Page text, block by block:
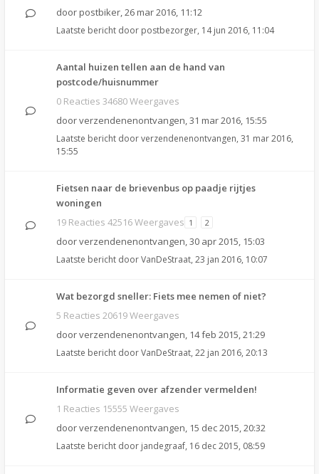
door postbiker,26 mar 2016, 11:12
Laatste bericht door postbezorger, 14 jun 2016, 11:04
Aantal huizen tellen aan de hand van
postcode/huisnummer
0 Reacties 34680 Weergaves
doorverzendenenontvangen,31 mar 2016, 15:55
Laatste bericht doorverzendenenontvangen, 31 mar 2016,
15:55
Fietsen naar de brievenbus op paadje rijtjes
woningen
19 Reacties 42516 Weergaves 1 2
doorverzendenenontvangen,30 apr 2015, 15:03
Laatste bericht doorVanDeStraat, 23 jan 2016, 10:07
Wat bezorgd sneller: Fiets mee nemen of niet?
5 Reacties 20619 Weergaves
doorverzendenenontvangen, 14 feb 2015, 21:29
Laatste bericht doorVanDeStraat, 22 jan 2016, 20:13
Informatie geven over afzender vermelden!
1 Reacties 15555 Weergaves
doorverzendenenontvangen, 15 dec 2015, 20:32
Laatste bericht door jandegraaf, 16 dec 2015, 08:59